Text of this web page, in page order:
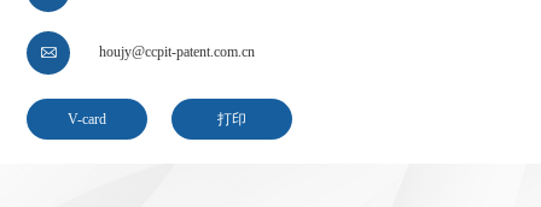
 houjy@ccpit-patent.com.cn
V-card 打印